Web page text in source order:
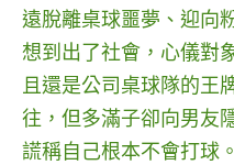
遠脫離桌球噩夢、迎向
想到出了社會，心儀對
且還是公司桌球隊的王
往，但多滿子卻向男友
謊稱自己根本不會打球